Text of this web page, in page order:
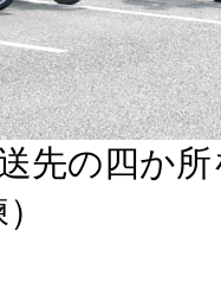
の四か所